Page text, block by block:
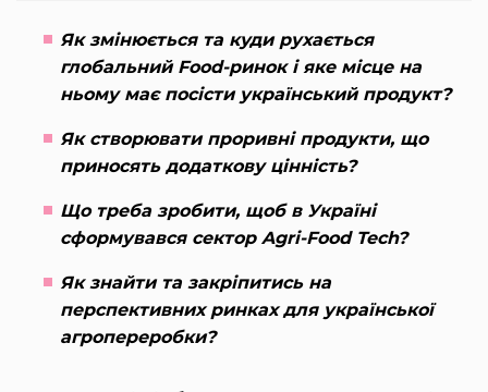
Як змінюється та куди рухається
глобальний Food-ринок і яке місце на
ньому має посісти український продукт?
Як створювати проривні продукти, що
приносять додаткову цінність?
Що треба зробити, щоб в Україні
сформувався сектор Agri-Food Tech?
Як знайти та закріпитись на
перспективних ринках для української
агропереробки?